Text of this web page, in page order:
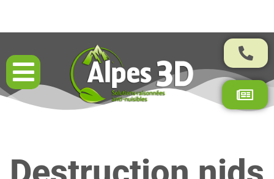
Résultats garantis par contrat